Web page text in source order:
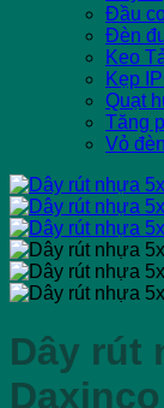
Đầu
Đèn
Keo
Kẹp
Quạt
Tăng
Vỏ
Dây rút